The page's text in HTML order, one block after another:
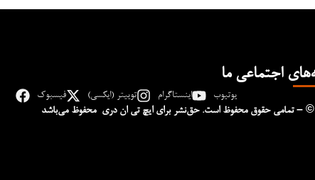
اجتماعی ما
فیسبوک توییتر (ایکسی) اینستاگرام یوتیوب
تمامی حقوق محفوظ است. حق‌نشر برای ایچ‌ تی‌ ان دری محفوظ می‌باشد